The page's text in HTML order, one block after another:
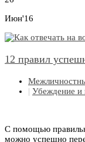
Июн'16
12 правил
| Убеждение и
С помощью
можно успешно